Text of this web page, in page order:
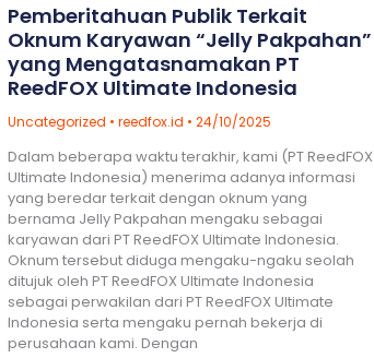
Pemberitahuan Publik Terkait
Oknum Karyawan “Jelly Pakpahan”
yang Mengatasnamakan PT
ReedFOX Ultimate Indonesia
Uncategorized • reedfox.id • 24/10/2025
Dalam beberapa waktu terakhir, kami (PT ReedFOX
Ultimate Indonesia) menerima adanya informasi
yang beredar terkait dengan oknum yang
bernama Jelly Pakpahan mengaku sebagai
karyawan dari PT ReedFOX Ultimate Indonesia.
Oknum tersebut diduga mengaku-ngaku seolah
ditujuk oleh PT ReedFOX Ultimate Indonesia
sebagai perwakilan dari PT ReedFOX Ultimate
Indonesia serta mengaku pernah bekerja di
perusahaan kami. Dengan